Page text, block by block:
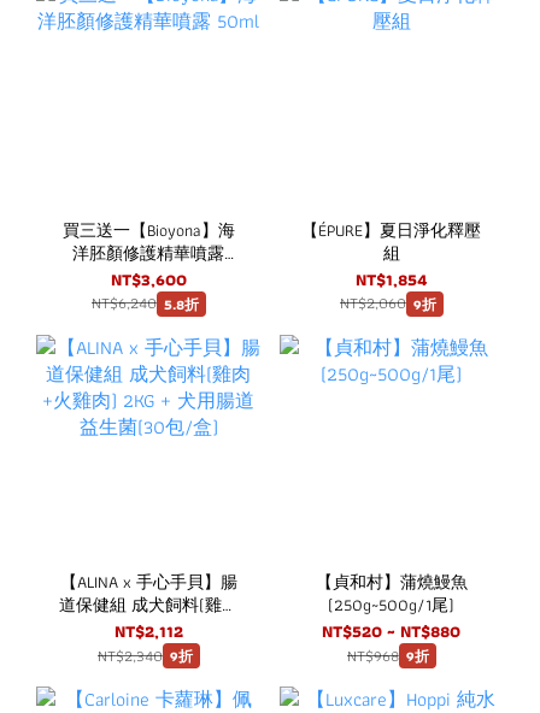
買三送一【Bioyona】海
洋胚顏修護精華噴露
50ml
NT$3,600
NT$6,240 5.8折
【ÉPURE】夏日淨化釋壓
組
NT$1,854
NT$2,060 9折
【ALINA x 手心手貝】腸
道保健組 成犬飼料(雞肉
+火雞肉) 2KG + 犬用腸道
益生菌(30包/盒)
NT$2,112
NT$2,340 9折
【貞和村】蒲燒鰻魚
(250g~500g/1尾)
NT$520 ~ NT$880
NT$968 9折